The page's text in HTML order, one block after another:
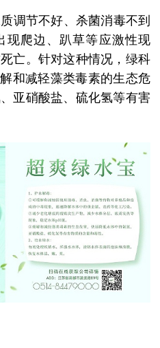
调节不好、杀菌消毒不到
现爬边、趴草等应激性现
亡。针对这种情况，绿科
和减轻藻类毒素的生态危
亚硝酸盐、硫化氢等有害